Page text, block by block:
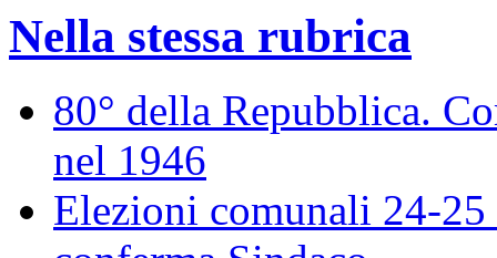
Nella stessa rubrica
80° della Repubblica.
nel 1946
Elezioni comunali 24-